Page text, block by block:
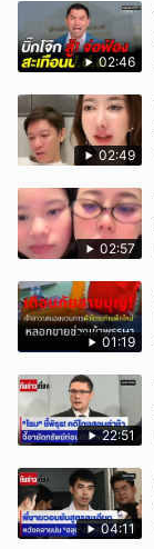
02:46
02:49
02:57
01:19
22:51
04:11